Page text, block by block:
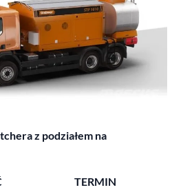
z podziałem na
TERMIN